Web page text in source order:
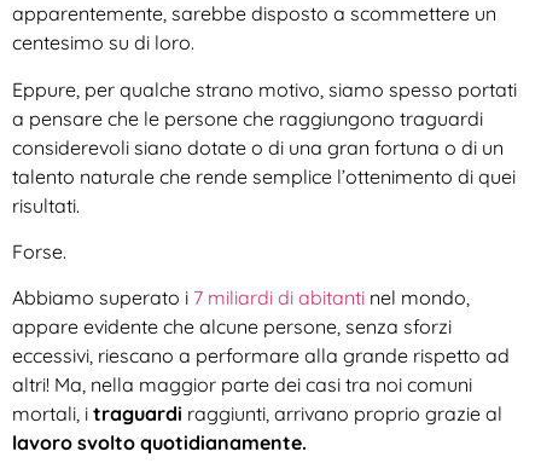
apparentemente, sarebbe disposto a scommettere un
centesimo su di loro.
Eppure, per qualche strano motivo, siamo spesso portati
a pensare che le persone che raggiungono traguardi
considerevoli siano dotate o di una gran fortuna o di un
talento naturale che rende semplice l’ottenimento di quei
risultati.
Forse.
Abbiamo superato i 7 miliardi di abitanti nel mondo,
appare evidente che alcune persone, senza sforzi
eccessivi, riescano a performare alla grande rispetto ad
altri! Ma, nella maggior parte dei casi tra noi comuni
mortali, i traguardi raggiunti, arrivano proprio grazie al
lavoro svolto quotidianamente.